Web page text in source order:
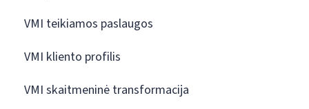
VMI teikiamos paslaugos
VMI kliento profilis
VMI skaitmeninė transformacija